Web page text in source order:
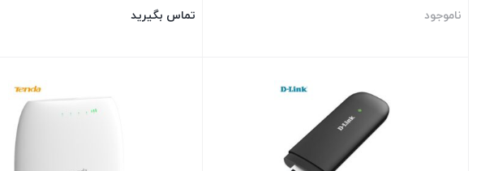
ناموجود تماس بگیرید